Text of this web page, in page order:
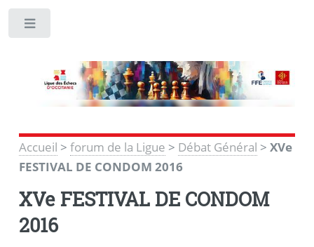
Accueil > forum de la Ligue > Débat Général > XVe
FESTIVAL DE CONDOM 2016
XVe FESTIVAL DE CONDOM
2016